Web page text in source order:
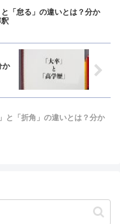
と「怠る」の違いとは？分か
か
と「折角」の違いとは？分か